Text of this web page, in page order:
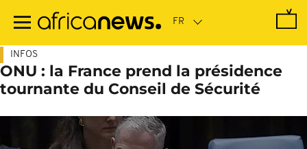
contenu
INFOS
ONU : la France prend la présidence
tournante du Conseil de Sécurité